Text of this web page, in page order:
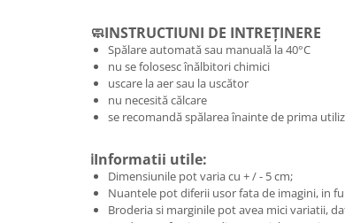
🧼INSTRUCTIUNI DE INTREȚINERE
Spălare automată sau manuală la 40°C
nu se folosesc înălbitori chimici
uscare la aer sau la uscător
nu necesită călcare
se recomandă spălarea înainte de prima
ℹ️Informatii utile:
Dimensiunile pot varia cu + / - 5 cm;
Nuantele pot diferii usor fata de imagini, in
Broderia si marginile pot avea mici variatii,